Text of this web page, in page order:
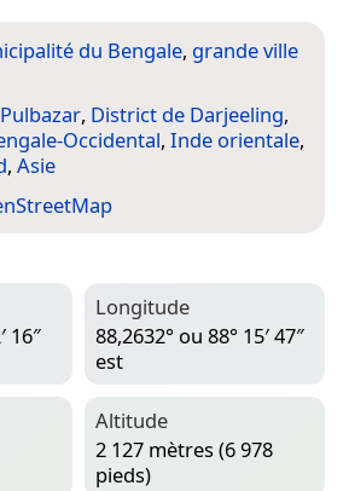
du Bengale, grande ville
, District de Darjeeling,
Occidental, Inde orientale,
, Asie
16″
Longitude
88,2632° ou 88° 15′ 47″
est
Altitude
2 127 mètres (6 978
pieds)